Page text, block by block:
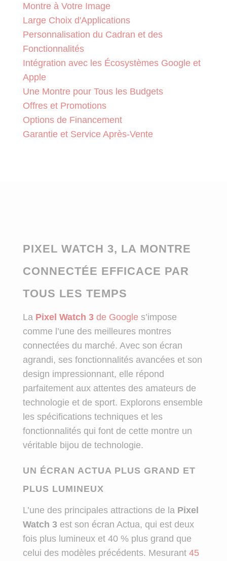
Montre à Votre Image
Large Choix d'Applications
Personnalisation du Cadran et des
Fonctionnalités
Intégration avec les Écosystèmes Google et
Apple
Une Montre pour Tous les Budgets
Offres et Promotions
Options de Financement
Garantie et Service Après-Vente
PIXEL WATCH 3, LA MONTRE
CONNECTÉE EFFICACE PAR
TOUS LES TEMPS
La Pixel Watch 3de Google s’impose
comme l’une des meilleures montres
connectées du marché. Avec son écran
agrandi, ses fonctionnalités avancées et son
design impressionnant, elle répond
parfaitement aux attentes des amateurs de
technologie et de sport. Explorons ensemble
les spécifications techniques et les
fonctionnalités qui font de cette montre un
véritable bijou de technologie.
UN ÉCRAN ACTUA PLUS GRAND ET
PLUS LUMINEUX
L’une des principales attractions de la Pixel
Watch 3est son écran Actua, qui est deux
fois plus lumineux et 40 % plus grand que
celui des modèles précédents. Mesurant 45